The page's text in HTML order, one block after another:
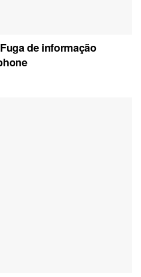
de informação